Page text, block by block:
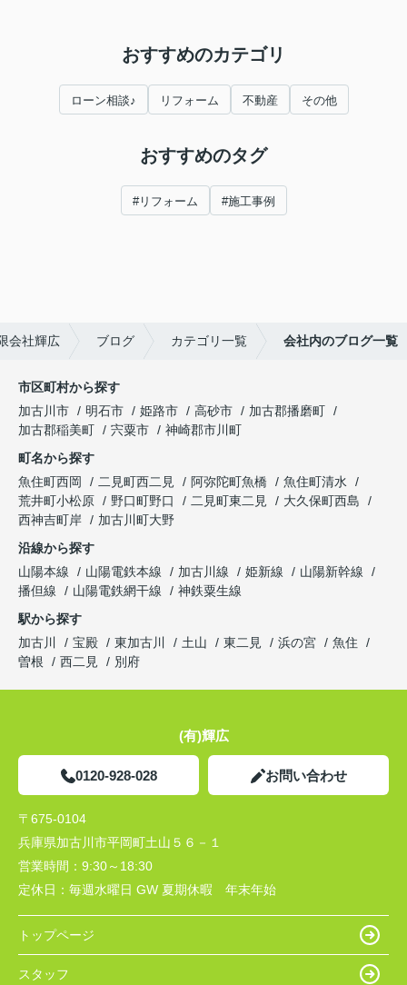
おすすめのカテゴリ
ローン相談♪ リフォーム 不動産 その他
おすすめのタグ
#リフォーム #施工事例
会社輝広 ブログ カテゴリ一覧 会社内のブログ一覧
市区町村から探す
加古川市
明石市 姫路市 高砂市
加古郡播磨町
加古郡稲美町
宍粟市
神崎郡市川町
町名から探す
魚住町西岡
二見町西二見 阿弥陀町魚橋
魚住町清水
荒井町小松原
野口町野口 二見町東二見
大久保町西島
西神吉町岸
加古川町大野
沿線から探す
山陽本線
山陽電鉄本線 加古川線 姫新線
山陽新幹線
播但線
山陽電鉄網干線
神鉄粟生線
駅から探す
加古川
宝殿 東加古川 土山 東二見 浜の宮
魚住
曽根
西二見 別府
(有)輝広
0120-928-028 お問い合わせ
〒675-0104
兵庫県加古川市平岡町土山５６－１
営業時間： 9:30～18:30
定休日： 毎週水曜日 GW 夏期休暇 年末年始
トップページ
スタッフ